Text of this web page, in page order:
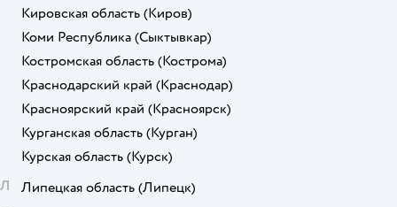
Кировская область (Киров)
Коми Республика (Сыктывкар)
Костромская область (Кострома)
Краснодарский край (Краснодар)
Красноярский край (Красноярск)
Курганская область (Курган)
Курская область (Курск)
Л
Липецкая область (Липецк)